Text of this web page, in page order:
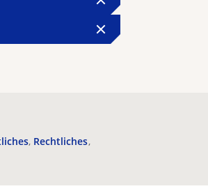
Rechtliches